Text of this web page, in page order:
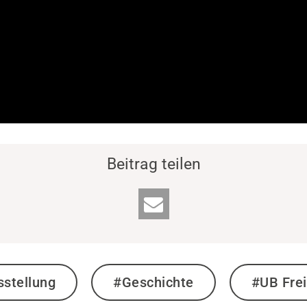
Beitrag teilen
#Geschichte #UB